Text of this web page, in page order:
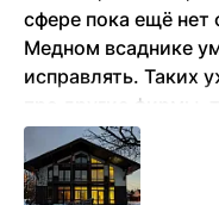
сфере пока ещё
Медном всаднике
исправлять. Таких
про другие фирмы,
позже отзыв, когда
проживём